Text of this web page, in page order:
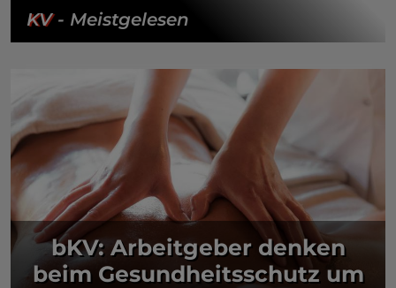
KV- Meistgelesen
bKV: Arbeitgeber denken
beim Gesundheitsschutz um